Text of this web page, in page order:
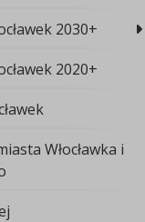
2030+
2020+
Włocławka i